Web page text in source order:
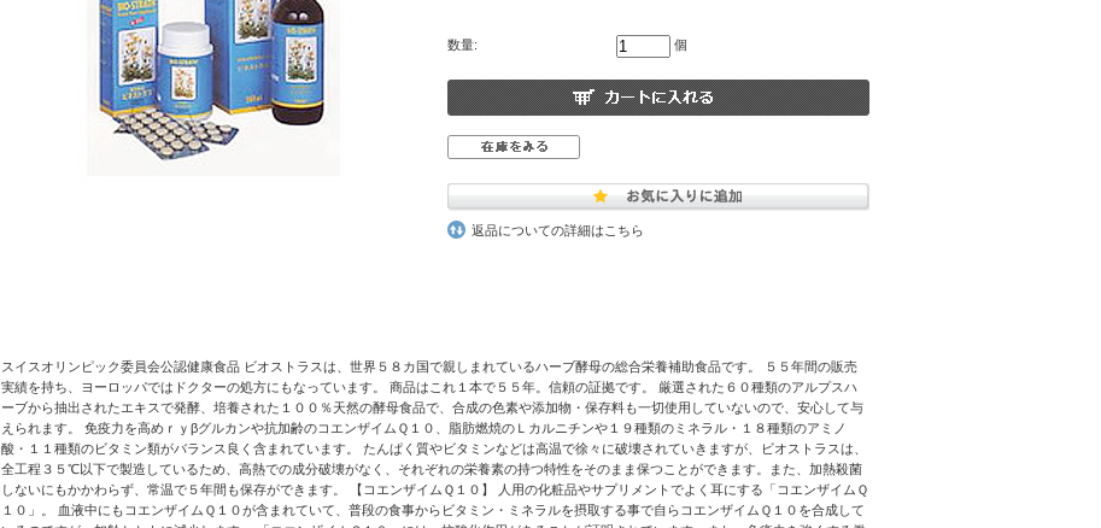
数量: 個
返品についての詳細はこちら
スイスオリンピック委員会公認健康食品 ビオストラスは、世界５８カ国で親しまれているハーブ酵母の総合栄養補助食品です。 ５５年間の販売
実績を持ち、ヨーロッパではドクターの処方にもなっています。 商品はこれ１本で５５年。信頼の証拠です。 厳選された６０種類のアルプスハ
ーブから抽出されたエキスで発酵、培養された１００％天然の酵母食品で、合成の色素や添加物・保存料も一切使用していないので、安心して与
えられます。 免疫力を高めｒｙβグルカンや抗加齢のコエンザイムＱ１０、脂肪燃焼のＬカルニチンや１９種類のミネラル・１８種類のアミノ
酸・１１種類のビタミン類がバランス良く含まれています。 たんぱく質やビタミンなどは高温で徐々に破壊されていきますが、ビオストラスは、
全工程３５℃以下で製造しているため、高熱での成分破壊がなく、それぞれの栄養素の持つ特性をそのまま保つことができます。また、加熱殺菌
しないにもかかわらず、常温で５年間も保存ができます。 【コエンザイムＱ１０】 人用の化粧品やサプリメントでよく耳にする「コエンザイムＱ
１０」。 血液中にもコエンザイムＱ１０が含まれていて、普段の食事からビタミン・ミネラルを摂取する事で自らコエンザイムＱ１０を合成して